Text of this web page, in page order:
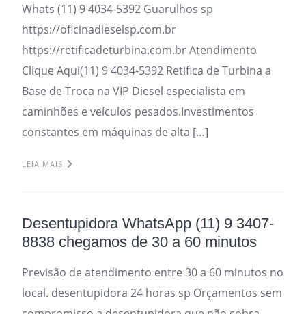
Whats (11) 9 4034-5392 Guarulhos sp
https://oficinadieselsp.com.br
https://retificadeturbina.com.br Atendimento
Clique Aqui(11) 9 4034-5392 Retifica de Turbina a
Base de Troca na VIP Diesel especialista em
caminhões e veículos pesados.Investimentos
constantes em máquinas de alta […]
LEIA MAIS
Desentupidora WhatsApp (11) 9 3407-
8838 chegamos de 30 a 60 minutos
Previsão de atendimento entre 30 a 60 minutos no
local. desentupidora 24 horas sp Orçamentos sem